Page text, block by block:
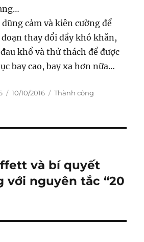
cảm và kiên cường để
thay đổi đầy khó khăn,
khổ và thử thách để được
bay cao, bay xa hơn nữa…
Posted
10/10/2016 Categories
Thành công
và bí quyết
với nguyên tắc “20